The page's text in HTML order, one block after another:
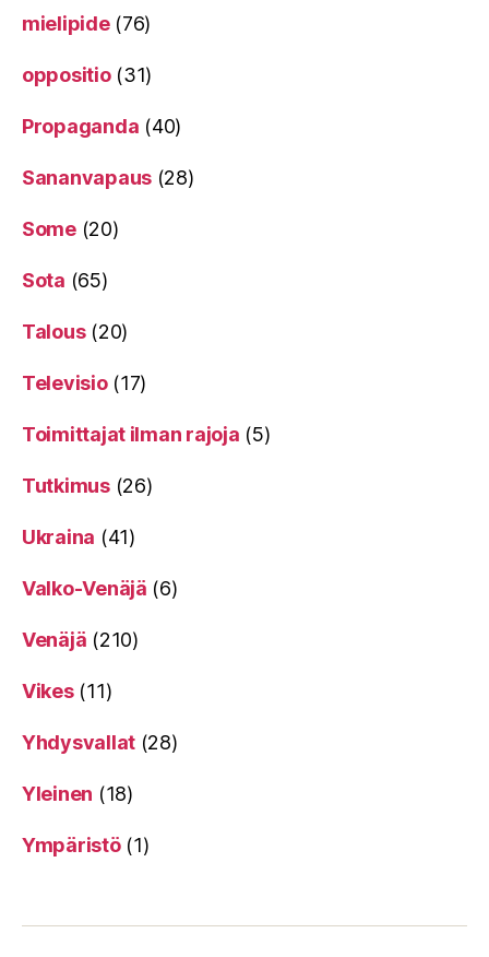
mielipide(76)
oppositio(31)
Propaganda (40)
Sananvapaus (28)
Some(20)
Sota (65)
Talous(20)
Televisio(17)
Toimittajat ilman rajoja (5)
Tutkimus(26)
Ukraina (41)
Valko-Venäjä (6)
Venäjä (210)
Vikes(11)
Yhdysvallat (28)
Yleinen (18)
Ympäristö(1)